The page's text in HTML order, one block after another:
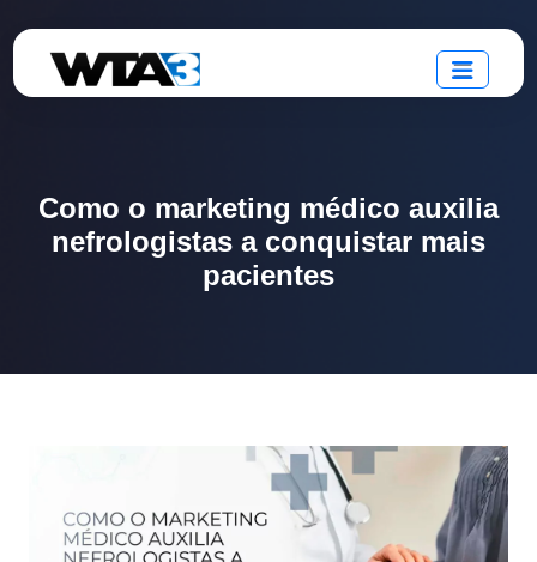
Como o marketing médico auxilia
nefrologistas a conquistar mais
pacientes